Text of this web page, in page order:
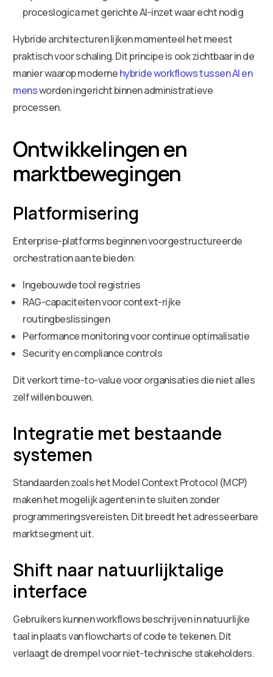
proceslogica met gerichte AI-inzet waar echt nodig
Hybride architecturen lijken momenteel het meest
praktisch voor schaling. Dit principe is ook zichtbaar in de
manier waarop modernehybride workflows tussen AI en
mensworden ingericht binnen administratieve
processen.
Ontwikkelingen en
marktbewegingen
Platformisering
Enterprise-platforms beginnen voorgestructureerde
orchestration aan te bieden:
Ingebouwde tool registries
RAG-capaciteiten voor context-rijke
routingbeslissingen
Performance monitoring voor continue optimalisatie
Security en compliance controls
Dit verkort time-to-value voor organisaties die niet alles
zelf willen bouwen.
Integratie met bestaande
systemen
Standaarden zoals het Model Context Protocol (MCP)
maken het mogelijk agenten in te sluiten zonder
programmeringsvereisten. Dit breedt het adresseerbare
marktsegment uit.
Shift naar natuurlijktalige
interface
Gebruikers kunnen workflows beschrijven in natuurlijke
taal in plaats van flowcharts of code te tekenen. Dit
verlaagt de drempel voor niet-technische stakeholders.